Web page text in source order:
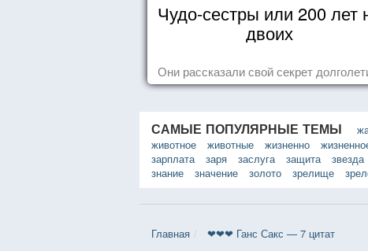
Чудо-сестры или 200 лет
двоих
Они рассказали свой секрет
САМЫЕ ПОПУЛЯРНЫЕ ТЕМЫ
животное
животные жизненно
зарплата
заря заслуга защита звезда
знание
значение золото зрелище
Главная ❤❤❤ Ганс Сакс — 7 цитат